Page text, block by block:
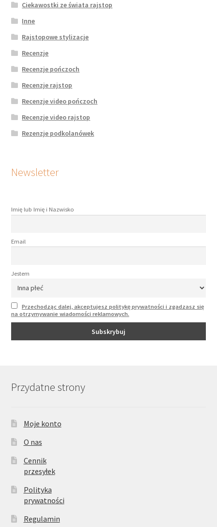
Ciekawostki ze świata rajstop
Inne
Rajstopowe stylizacje
Recenzje
Recenzje pończoch
Recenzje rajstop
Recenzje video pończoch
Recenzje video rajstop
Rezenzje podkolanówek
Newsletter
Imię lub Imię i Nazwisko
Email
Jestem
Przechodząc dalej, akceptujesz politykę prywatności i zgadzasz się
na otrzymywanie wiadomości reklamowych.
Przydatne strony
Moje konto
O nas
Cennik
przesyłek
Polityka
prywatności
Regulamin